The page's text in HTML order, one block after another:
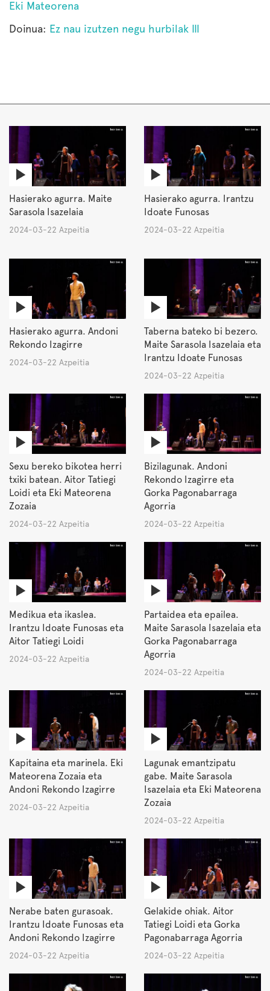
Eki Mateorena
Doinua: Ez nau izutzen negu hurbilak III
Hasierako agurra. Maite
Sarasola Isazelaia
2024-03-22 Azpeitia
Hasierako agurra. Irantzu
Idoate Funosas
2024-03-22 Azpeitia
Hasierako agurra. Andoni
Rekondo Izagirre
2024-03-22 Azpeitia
Taberna bateko bi bezero.
Maite Sarasola Isazelaia eta
Irantzu Idoate Funosas
2024-03-22 Azpeitia
Sexu bereko bikotea herri
txiki batean. Aitor Tatiegi
Loidi eta Eki Mateorena
Zozaia
2024-03-22 Azpeitia
Bizilagunak. Andoni
Rekondo Izagirre eta
Gorka Pagonabarraga
Agorria
2024-03-22 Azpeitia
Medikua eta ikaslea.
Irantzu Idoate Funosas eta
Aitor Tatiegi Loidi
2024-03-22 Azpeitia
Partaidea eta epailea.
Maite Sarasola Isazelaia eta
Gorka Pagonabarraga
Agorria
2024-03-22 Azpeitia
Kapitaina eta marinela. Eki
Mateorena Zozaia eta
Andoni Rekondo Izagirre
2024-03-22 Azpeitia
Lagunak emantzipatu
gabe. Maite Sarasola
Isazelaia eta Eki Mateorena
Zozaia
2024-03-22 Azpeitia
Nerabe baten gurasoak.
Irantzu Idoate Funosas eta
Andoni Rekondo Izagirre
2024-03-22 Azpeitia
Gelakide ohiak. Aitor
Tatiegi Loidi eta Gorka
Pagonabarraga Agorria
2024-03-22 Azpeitia